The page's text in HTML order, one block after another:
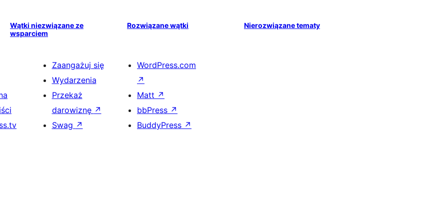
Wątki niezwiązane ze
wsparciem
Rozwiązane wątki Nierozwiązane tematy
Zaangażuj się
Wydarzenia
Przekaż
darowiznę ↗
Swag ↗
WordPress.com
↗
Matt ↗
bbPress ↗
BuddyPress ↗